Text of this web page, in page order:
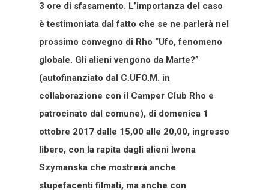
3 ore di sfasamento. L’importanza del caso
è testimoniata dal fatto che se ne parlerà nel
prossimo convegno di Rho “Ufo, fenomeno
globale. Gli alieni vengono da Marte?”
(autofinanziato dal C.UFO.M. in
collaborazione con il Camper Club Rho e
patrocinato dal comune), di domenica 1
ottobre 2017 dalle 15,00 alle 20,00, ingresso
libero, con la rapita dagli alieni Iwona
Szymanska che mostrerà anche
stupefacenti filmati, ma anche con